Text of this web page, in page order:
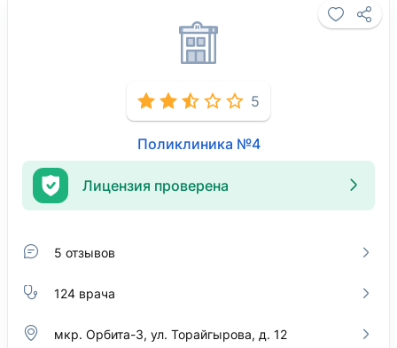
5
Поликлиника №4
Лицензия проверена
5 отзывов
124 врача
мкр. Орбита-3, ул. Торайгырова, д. 12